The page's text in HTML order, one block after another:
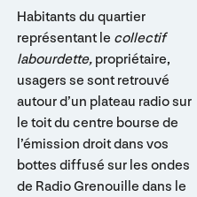
Habitants du quartier
représentant le collectif
labourdette, propriétaire,
usagers se sont retrouvé
autour d’un plateau radio sur
le toit du centre bourse de
l’émission droit dans vos
bottes diffusé sur les ondes
de Radio Grenouille dans le